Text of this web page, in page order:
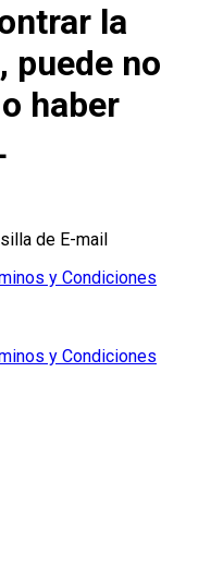
la
puede no
haber
de E-mail
y Condiciones
y Condiciones